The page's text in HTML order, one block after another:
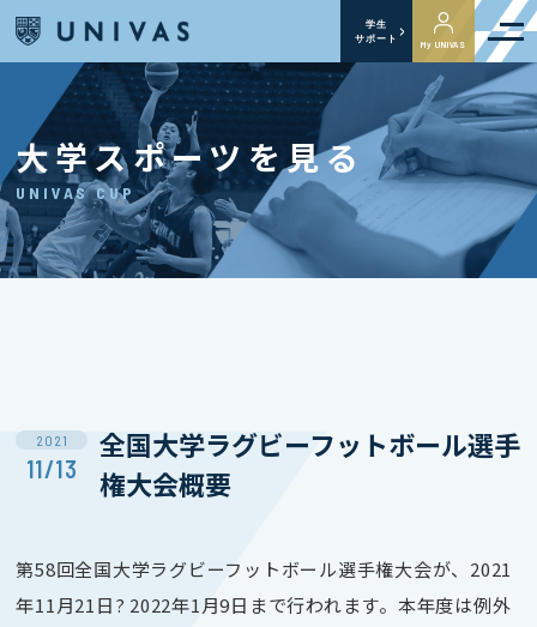
学生
サポート
My UNIVAS
大学スポーツを見る
UNIVAS CUP
2021
11/13
全国大学ラグビーフットボール選手
権大会概要
第58回全国大学ラグビーフットボール選手権大会が、 2021
年11月21日? 2022年1月9日まで行われます。本年度は例外